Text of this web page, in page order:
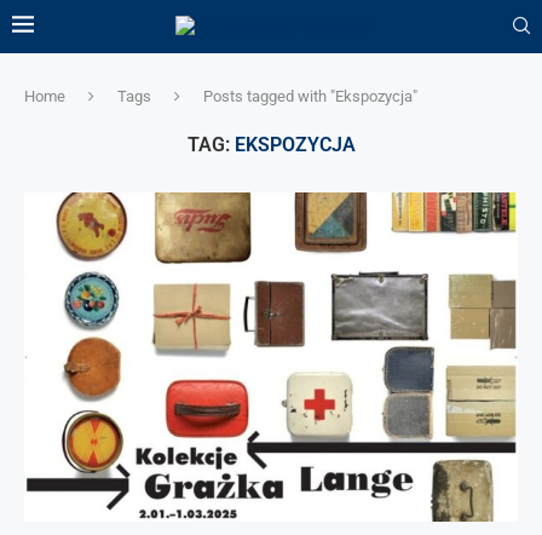
Home Tags Posts tagged with "Ekspozycja"
TAG: EKSPOZYCJA